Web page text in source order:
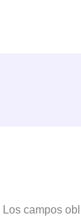
Los campos